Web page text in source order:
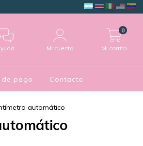
Mi cuenta Mi carrito
0
de pago Contacto
automático